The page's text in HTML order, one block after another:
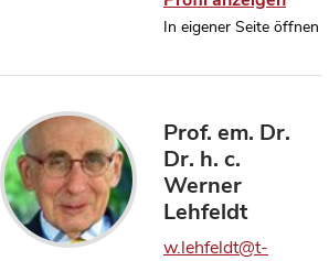
In eigener Seite öffnen
Prof. em. Dr.
Dr. h. c.
Werner
Lehfeldt
w.lehfeldt@t-